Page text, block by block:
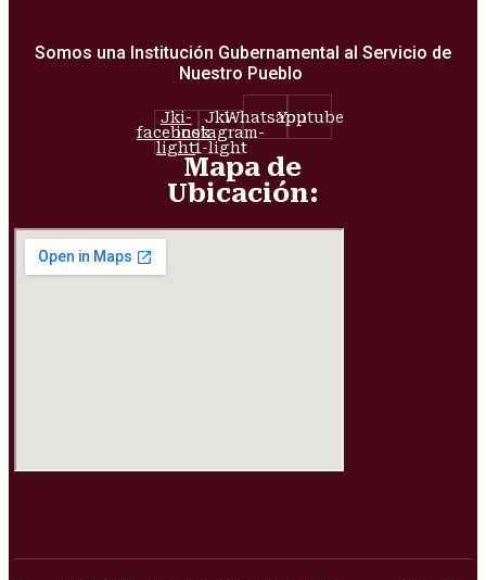
Somos una Institución Gubernamental al Servicio de
Nuestro Pueblo
Jki-
facebook-
light
Jki-
instagram-
1-light
WhatsappYoutube
Mapa de
Ubicación: